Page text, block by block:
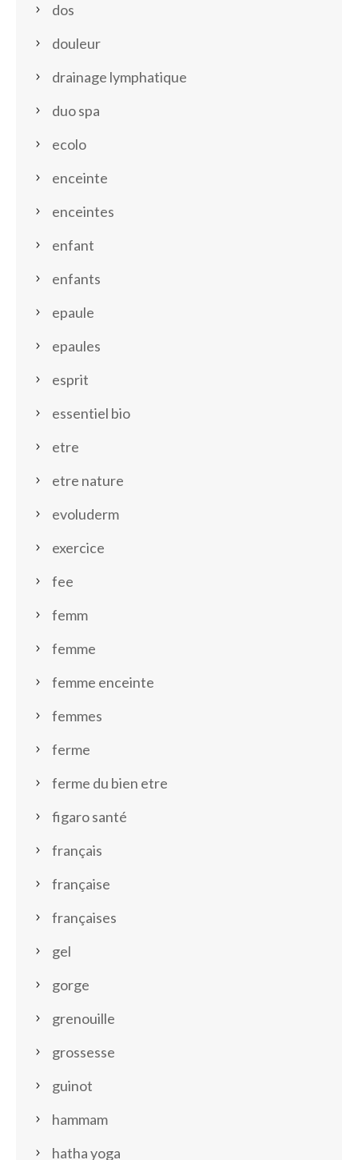
dos
douleur
drainage lymphatique
duo spa
ecolo
enceinte
enceintes
enfant
enfants
epaule
epaules
esprit
essentiel bio
etre
etre nature
evoluderm
exercice
fee
femm
femme
femme enceinte
femmes
ferme
ferme du bien etre
figaro santé
français
française
françaises
gel
gorge
grenouille
grossesse
guinot
hammam
hatha yoga